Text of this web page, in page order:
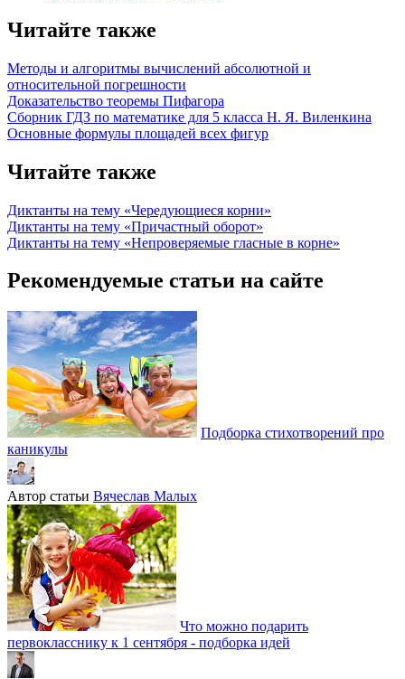
Читайте также
Методы и алгоритмы вычислений абсолютной и
относительной погрешности
Доказательство теоремы Пифагора
Сборник ГДЗ по математике для 5 класса Н. Я. Виленкина
Основные формулы площадей всех фигур
Читайте также
Диктанты на тему «Чередующиеся корни»
Диктанты на тему «Причастный оборот»
Диктанты на тему «Непроверяемые гласные в корне»
Рекомендуемые статьи на сайте
Подборка стихотворений про
каникулы
Автор статьи Вячеслав Малых
Что можно подарить
первокласснику к 1 сентября - подборка идей